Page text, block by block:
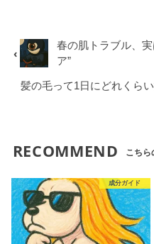
春の肌トラブル、
ア”
髪の毛って1日にどれくら
RECOMMEND こちら
成分ガイド